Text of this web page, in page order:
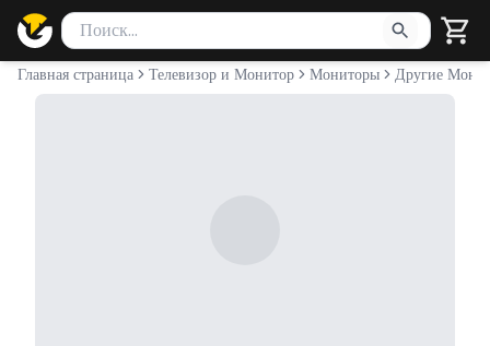
Поиск товаров
Введите минимум 2 символа для поиска. Нажмите Enter
Главная страница Телевизор и Монитор Мониторы Другие